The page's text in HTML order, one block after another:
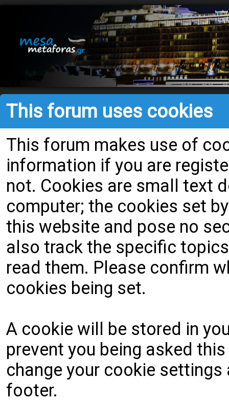
This forum uses cookies
This forum makes use of
information if you are
not. Cookies are small text
computer; the cookies set
this website and pose no
also track the specific
read them. Please confirm
cookies being set.
A cookie will be stored in
prevent you being asked
change your cookie
footer.